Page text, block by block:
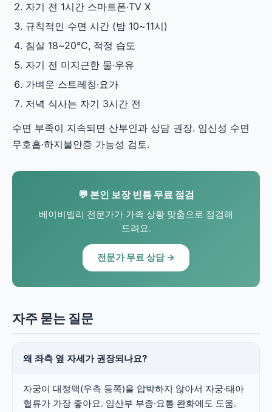
자기 전 1시간 스마트폰·TV X
규칙적인 수면 시간 (밤 10~11시)
침실 18~20°C, 적정 습도
자기 전 미지근한 물·우유
가벼운 스트레칭·요가
저녁 식사는 자기 3시간 전
수면 부족이 지속되면 산부인과 상담 권장. 임신성 수면
무호흡·하지불안증 가능성 검토.
💬 본인 보장 빈틈 무료 점검
베이비빌리 전문가가 가족 상황 맞춤으로 점검해
드려요.
전문가 무료 상담 →
자주 묻는 질문
왜 좌측 옆 자세가 권장되나요?
자궁이 대정맥(우측 등쪽)을 압박하지 않아서 자궁·태아
혈류가 가장 좋아요. 임산부 부종·요통 완화에도 도움.